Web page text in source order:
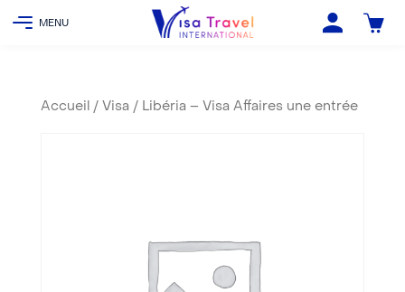
Accueil / Visa / Libéria – Visa Affaires une entrée